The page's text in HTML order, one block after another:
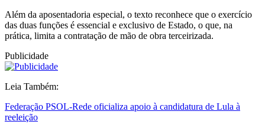
Além da aposentadoria especial, o texto reconhece que o exercício
das duas funções é essencial e exclusivo de Estado, o que, na
prática, limita a contratação de mão de obra terceirizada.
Publicidade
Leia Também:
Federação PSOL-Rede oficializa apoio à candidatura de Lula à
reeleição